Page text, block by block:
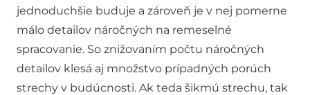
jednoduchšie buduje a zároveň je v nej pomerne
málo detailov náročných na remeselné
spracovanie. So znižovaním počtu náročných
detailov klesá aj množstvo prípadných porúch
strechy v budúcnosti. Ak teda šikmú strechu, tak